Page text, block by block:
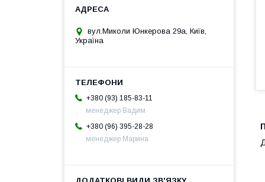
вул.Миколи Юнкерова 29а, Київ,
Україна
+380 (93) 185-83-11
менеджер Вадим
+380 (96) 395-28-28
менеджер Марина